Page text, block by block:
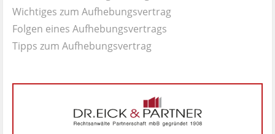
Wichtiges zum Aufhebungsvertrag
Folgen eines Aufhebungsvertrags
Tipps zum Aufhebungsvertrag